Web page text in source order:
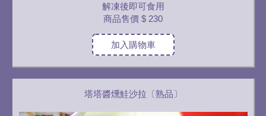
解凍後即可食用
商品售價 $ 230
加入購物車
塔塔醬燻鮭沙拉〔熟品〕